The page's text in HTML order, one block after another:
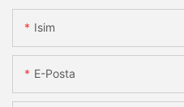
Isim
E-Posta